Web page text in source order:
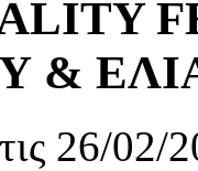
&
26/02/